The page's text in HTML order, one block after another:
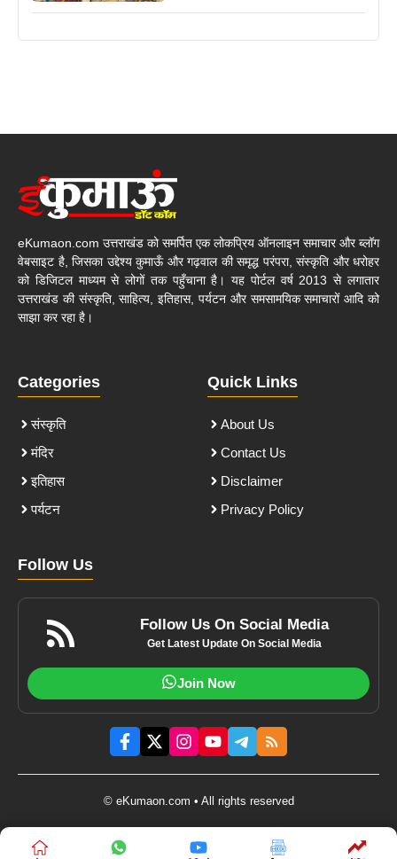
eKumaon.com उत्तराखंड को समर्पित एक लोकप्रिय ऑनलाइन समाचार और ब्लॉग
वेबसाइट है, जिसका उद्देश्य कुमाऊँ और गढ़वाल की समृद्ध परंपरा, संस्कृति और धरोहर
को डिजिटल माध्यम से लोगों तक पहुँचाना है। यह पोर्टल वर्ष 2013 से लगातार
उत्तराखंड की संस्कृति, साहित्य, इतिहास, पर्यटन और समसामयिक समाचारों आदि को
साझा कर रहा है।
Categories
संस्कृति
मंदिर
इतिहास
पर्यटन
Quick Links
About Us
Contact Us
Disclaimer
Privacy Policy
Follow Us
Follow Us On Social Media
Get Latest Update On Social Media
Join Now
© eKumaon.com • All rights reserved